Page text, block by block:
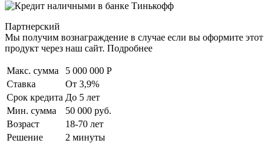
Партнерский
Мы получим вознаграждение в случае если вы оформите этот
продукт через наш сайт. Подробнее
Макс. сумма
5 000 000 Р
Ставка
От 3,9%
Срок кредита До 5 лет
Мин. сумма
50 000 руб.
Возраст
18-70 лет
Решение
2 минуты